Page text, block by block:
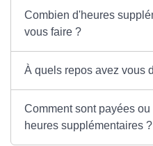
Combien d'heures
vous faire ?
À quels repos avez vous
Comment sont payées
heures supplémentaires ?